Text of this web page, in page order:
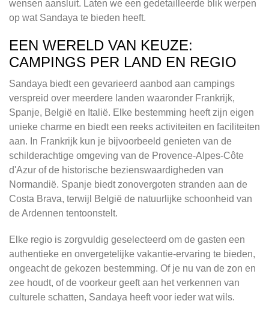
wensen aansluit. Laten we een gedetailleerde blik werpen
op wat Sandaya te bieden heeft.
EEN WERELD VAN KEUZE:
CAMPINGS PER LAND EN REGIO
Sandaya biedt een gevarieerd aanbod aan campings
verspreid over meerdere landen waaronder Frankrijk,
Spanje, België en Italië. Elke bestemming heeft zijn eigen
unieke charme en biedt een reeks activiteiten en faciliteiten
aan. In Frankrijk kun je bijvoorbeeld genieten van de
schilderachtige omgeving van de Provence-Alpes-Côte
d'Azur of de historische bezienswaardigheden van
Normandië. Spanje biedt zonovergoten stranden aan de
Costa Brava, terwijl België de natuurlijke schoonheid van
de Ardennen tentoonstelt.
Elke regio is zorgvuldig geselecteerd om de gasten een
authentieke en onvergetelijke vakantie-ervaring te bieden,
ongeacht de gekozen bestemming. Of je nu van de zon en
zee houdt, of de voorkeur geeft aan het verkennen van
culturele schatten, Sandaya heeft voor ieder wat wils.